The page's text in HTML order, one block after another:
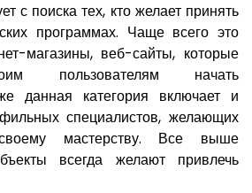
с поиска тех, кто желает принять
программах. Чаще всего это
магазины, веб-сайты, которые
пользователям начать
данная категория включает и
специалистов, желающих
мастерству. Все выше
всегда желают привлечь